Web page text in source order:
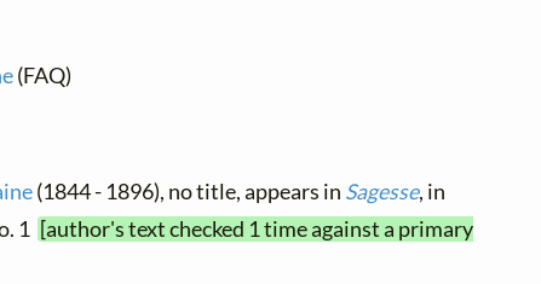
(FAQ)
(1844 - 1896), no title, appears in Sagesse, in
1 [author's text checked 1 time against a primary